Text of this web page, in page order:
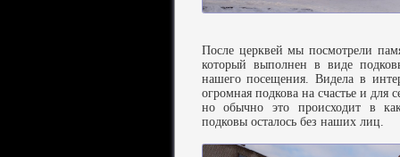
После церквей мы посмотрели
который выполнен в виде
нашего посещения. Видела в
огромная подкова на счастье и
но обычно это происходит в
подковы осталось без наших лиц.